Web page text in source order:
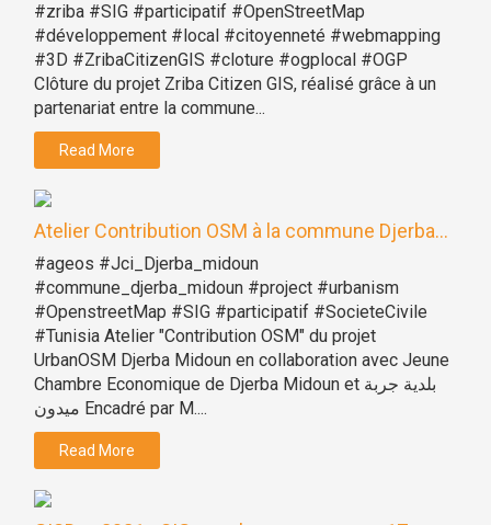
#zriba #SIG #participatif #OpenStreetMap
#développement #local #citoyenneté #webmapping
#3D #ZribaCitizenGIS #cloture #ogplocal #OGP
Clôture du projet Zriba Citizen GIS, réalisé grâce à un
partenariat entre la commune...
Read More
Atelier Contribution OSM à la commune Djerba...
#ageos #Jci_Djerba_midoun
#commune_djerba_midoun #project #urbanism
#OpenstreetMap #SIG #participatif #SocieteCivile
#Tunisia Atelier "Contribution OSM" du projet
UrbanOSM Djerba Midoun en collaboration avec Jeune
Chambre Economique de Djerba Midoun et بلدية جربة
ميدون Encadré par M....
Read More